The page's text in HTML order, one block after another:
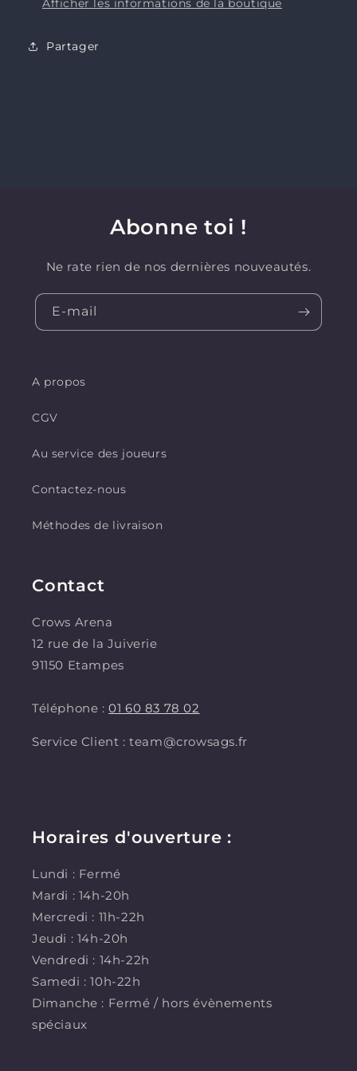
Afficher les informations de la boutique
Partager
Abonne toi !
Ne rate rien de nos dernières nouveautés.
E-mail
A propos
CGV
Au service des joueurs
Contactez-nous
Méthodes de livraison
Contact
Crows Arena
12 rue de la Juiverie
91150 Etampes
Téléphone :01 60 83 78 02
Service Client : team@crowsags.fr
Horaires d'ouverture :
Lundi : Fermé
Mardi : 14h-20h
Mercredi : 11h-22h
Jeudi : 14h-20h
Vendredi : 14h-22h
Samedi : 10h-22h
Dimanche : Fermé / hors évènements
spéciaux